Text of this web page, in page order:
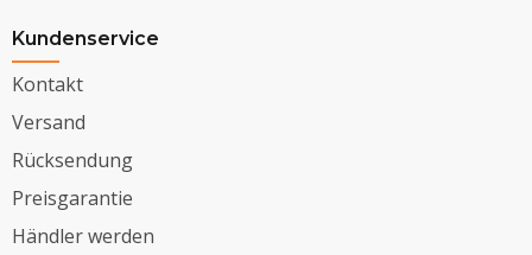
Kundenservice
Kontakt
Versand
Rücksendung
Preisgarantie
Händler werden